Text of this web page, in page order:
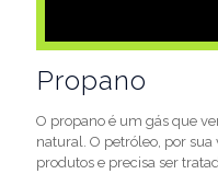
Propano
O propano é um gás que
natural. O petróleo, por
produtos e precisa ser